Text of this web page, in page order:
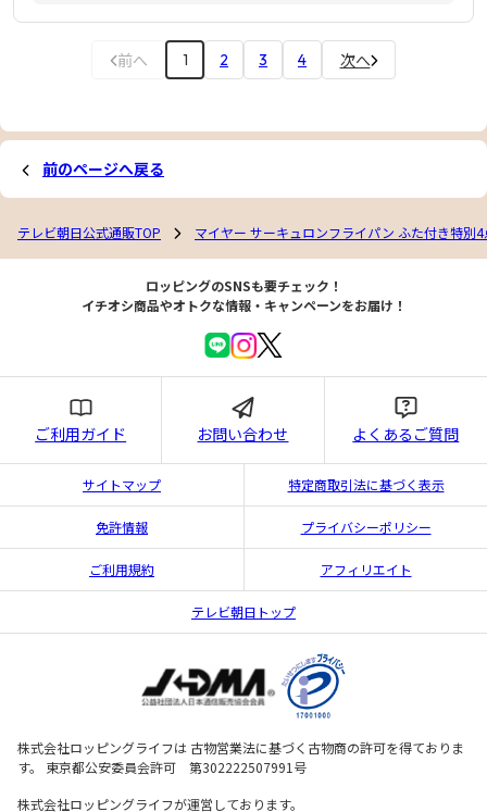
前へ 1 2 3 4 次へ
前のページへ戻る
テレビ朝日公式通販TOP マイヤー サーキュロンフライパン ふた付き特別
ロッピングのSNSも要チェック！
イチオシ商品やオトクな情報・キャンペーンをお届け！
ご利用ガイド お問い合わせ よくあるご質問
サイトマップ 特定商取引法に基づく表示
免許情報 プライバシーポリシー
ご利用規約 アフィリエイト
テレビ朝日トップ
株式会社ロッピングライフは 古物営業法に基づく古物商の許可を得ておりま
す。 東京都公安委員会許可 第302222507991号
株式会社ロッピングライフが運営しております。